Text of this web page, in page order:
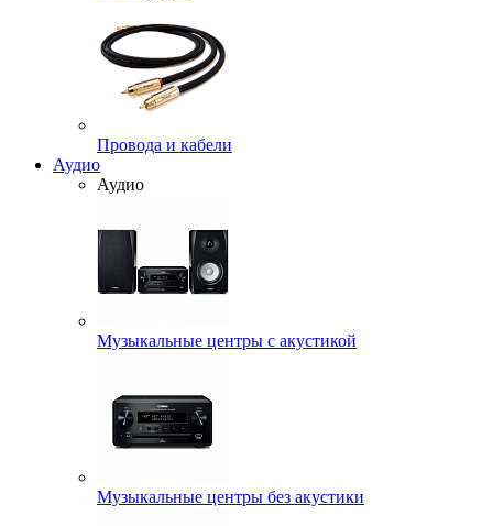
Провода и кабели
Аудио
Аудио
Музыкальные центры с акустикой
Музыкальные центры без акустики